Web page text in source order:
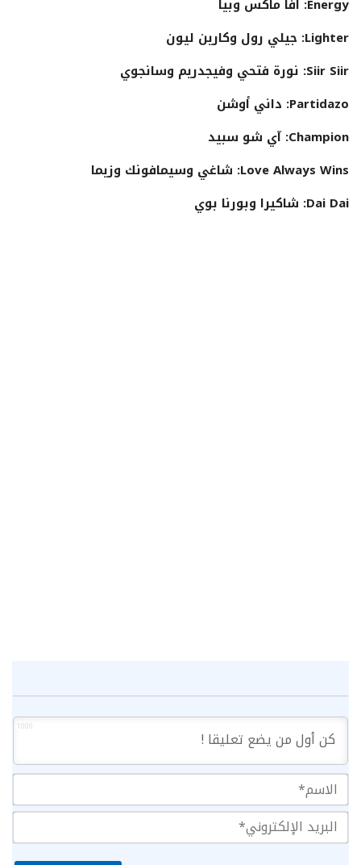
Energy: آفا ماكس وبيا
Lighter: جيلي رول وكارين ليون
Siir Siir: نورة فتحي وفيجدريم وسانجوي
Partidazo: داني أوشن
Champion: آي شو سبيد
Love Always Wins: شاغي وسيمافونك وزيما
Dai Dai: شاكيرا وبورنا بوي
1000